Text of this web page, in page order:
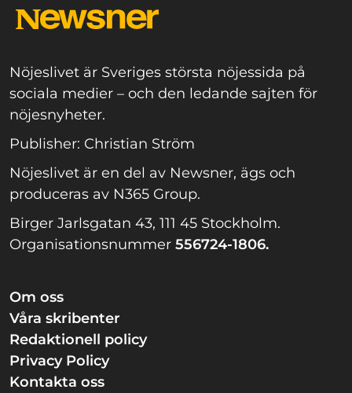
Nöjeslivet är Sveriges största nöjessida på
sociala medier – och den ledande sajten för
nöjesnyheter.
Publisher: Christian Ström
Nöjeslivet är en del av Newsner, ägs och
produceras av N365 Group.
Birger Jarlsgatan 43, 111 45 Stockholm.
Organisationsnummer 556724-1806.
Om oss
Våra skribenter
Redaktionell policy
Privacy Policy
Kontakta oss